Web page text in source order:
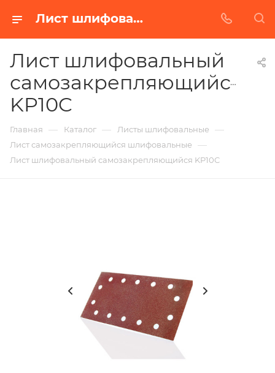
Лист шлифовальный самозакрепляющийся KP10C в Белгороде | Купить по недорогой цене от Абразивного Завода
Лист шлифовальный
самозакрепляющийся
KP10C
Главная — Каталог — Листы шлифовальные —
Лист самозакрепляющийся шлифовальные —
Лист шлифовальный самозакрепляющийся KP10C